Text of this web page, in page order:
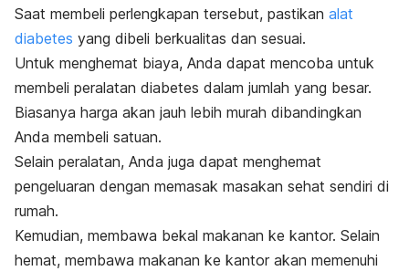
Saat membeli perlengkapan tersebut, pastikan alat
diabetes yang dibeli berkualitas dan sesuai.
Untuk menghemat biaya, Anda dapat mencoba untuk
membeli peralatan diabetes dalam jumlah yang besar.
Biasanya harga akan jauh lebih murah dibandingkan
Anda membeli satuan.
Selain peralatan, Anda juga dapat menghemat
pengeluaran dengan memasak masakan sehat sendiri di
rumah.
Kemudian, membawa bekal makanan ke kantor. Selain
hemat, membawa makanan ke kantor akan memenuhi